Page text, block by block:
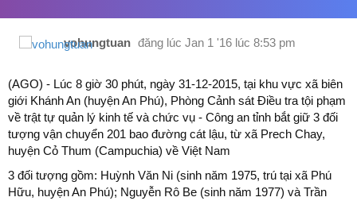
vohungtuan đăng lúc Jan 1 '16 lúc 8:53 pm
(AGO) - Lúc 8 giờ 30 phút, ngày 31-12-2015, tại khu vực xã biên
giới Khánh An (huyện An Phú), Phòng Cảnh sát Điều tra tội phạm
về trật tự quản lý kinh tế và chức vụ - Công an tỉnh bắt giữ 3 đối
tượng vận chuyển 201 bao đường cát lậu, từ xã Prech Chay,
huyện Cỏ Thum (Campuchia) về Việt Nam
3 đối tượng gồm: Huỳnh Văn Ni (sinh năm 1975, trú tại xã Phú
Hữu, huyện An Phú); Nguyễn Rô Be (sinh năm 1977) và Trần